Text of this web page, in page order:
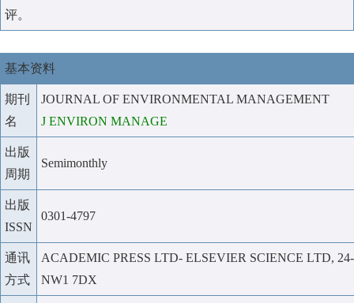
评。
基本资料
期刊
名
JOURNAL OF ENVIRONMENTAL MANAGEMENT
J ENVIRON MANAGE
出版
周期
Semimonthly
出版
ISSN
0301-4797
通讯
方式
ACADEMIC PRESS LTD- ELSEVIER SCIENCE LTD,
NW1 7DX